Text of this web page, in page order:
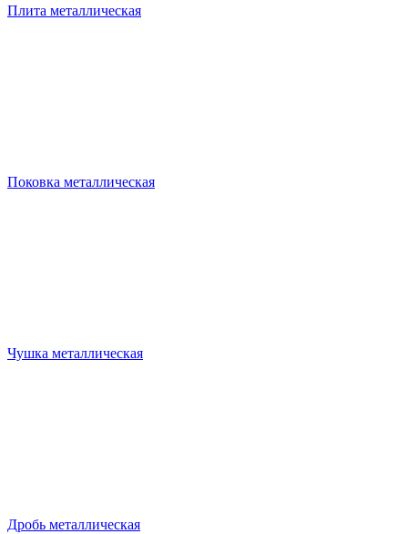
Плита металлическая
Поковка металлическая
Чушка металлическая
Дробь металлическая